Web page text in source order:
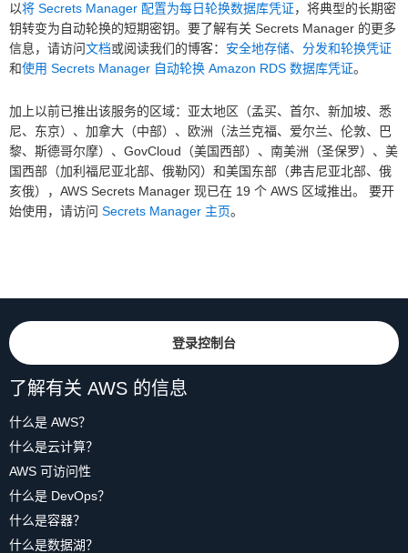
以将 Secrets Manager 配置为每日轮换数据库凭证，将典型的长期密
钥转变为自动轮换的短期密钥。要了解有关 Secrets Manager 的更多
信息，请访问文档或阅读我们的博客： 安全地存储、分发和轮换凭证
和使用 Secrets Manager 自动轮换 Amazon RDS 数据库凭证。
加上以前已推出该服务的区域：亚太地区（孟买、首尔、新加坡、悉
尼、东京）、加拿大（中部）、欧洲（法兰克福、爱尔兰、伦敦、巴
黎、斯德哥尔摩）、GovCloud（美国西部）、南美洲（圣保罗）、美
国西部（加利福尼亚北部、俄勒冈）和美国东部（弗吉尼亚北部、俄
亥俄），AWS Secrets Manager 现已在 19 个 AWS 区域推出。 要开
始使用，请访问 Secrets Manager 主页。
登录控制台
了解有关 AWS 的信息
什么是 AWS？
什么是云计算？
AWS 可访问性
什么是 DevOps？
什么是容器？
什么是数据湖？